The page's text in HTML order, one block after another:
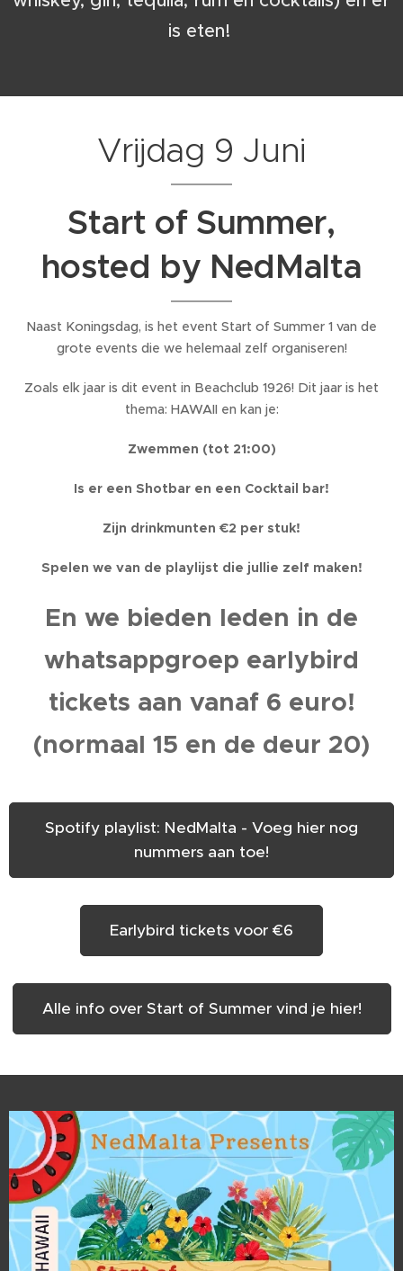
is eten!
Vrijdag 9 Juni
Start of Summer,
hosted by NedMalta
Naast Koningsdag, is het event Start of Summer 1 van de
grote events die we helemaal zelf organiseren!
Zoals elk jaar is dit event in Beachclub 1926! Dit jaar is het
thema: HAWAII en kan je:
Zwemmen (tot 21:00)
Is er een Shotbar en een Cocktail bar!
Zijn drinkmunten €2 per stuk!
Spelen we van de playlijst die jullie zelf maken!
En we bieden leden in de
whatsappgroep earlybird
tickets aan vanaf 6 euro!
(normaal 15 en de deur 20)
Spotify playlist: NedMalta - Voeg hier nog
nummers aan toe!
Earlybird tickets voor €6
Alle info over Start of Summer vind je hier!